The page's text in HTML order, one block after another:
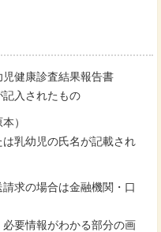
児健康診査結果報告書
入されたもの
）
乳幼児の氏名が記載され
求の場合は金融機関・口
要情報がわかる部分の画